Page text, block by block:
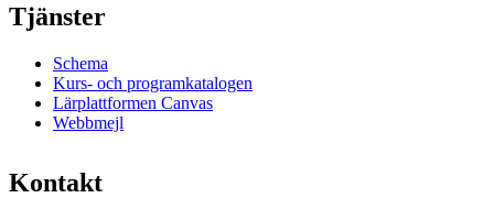
Tjänster
Schema
Kurs- och programkatalogen
Lärplattformen Canvas
Webbmejl
Kontakt